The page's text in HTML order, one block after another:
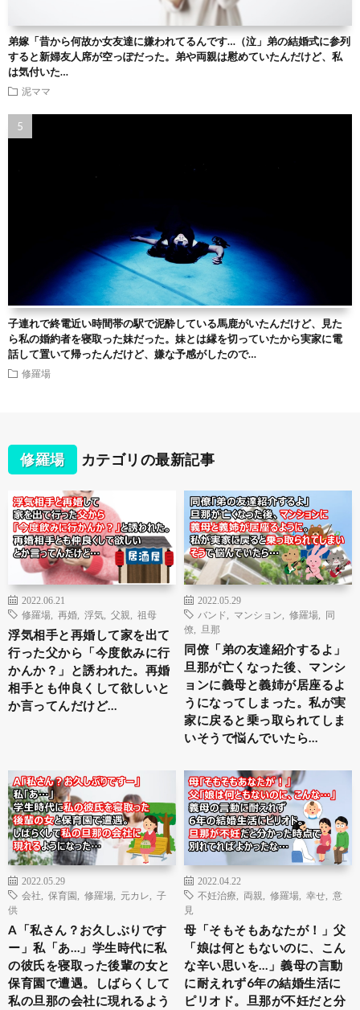
弟嫁「昔から何故か女友達に嫌われてるんです…（泣」弟の結婚式に参列
すると新婦友人席が空っぽだった。弟や両親は慰めていたんだけど、私
は気付いた…
泥ママ
子連れで終電近い時間帯の駅で泥酔している馬鹿がいたんだけど、見た
ら私の婚約者を寝取った妹だった。妹とは縁を切っていたから実家に電
話して置いて帰ったんだけど、嫌な予感がしたので…
修羅場
修羅場 カテゴリの最新記事
2022.06.21
修羅場
再婚 浮気 父親 祖母
浮気相手と再婚して家を出て
行った父から「今度飲みに行
かんか？」と誘われた。再婚
相手とも仲良くして欲しいと
か言ってんだけど…
2022.05.29
バンド
マンション 修羅場
同
僚
旦那
同僚「弟の友達紹介するよ」
旦那が亡くなった後、マンシ
ョンに義母と義姉が居座るよ
うになってしまった。私が実
家に戻ると乗っ取られてしま
いそうで悩んでいたら…
2022.05.29
会社
保育園 修羅場 元カレ
子
供
A「私さん？お久しぶりです
ー」私「あ…」学生時代に私
の彼氏を寝取った後輩の女と
保育園で遭遇。しばらくして
私の旦那の会社に現れるよう
2022.04.22
不妊治療
両親 修羅場 幸せ
意
見
母「そもそもあなたが！」父
「娘は何ともないのに、こん
な辛い思いを…」義母の言動
に耐えれず6年の結婚生活に
ピリオド。旦那が不妊だと分